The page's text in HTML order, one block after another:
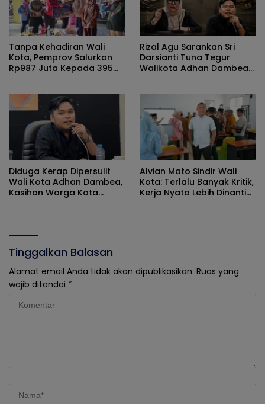
Tanpa Kehadiran Wali
Kota, Pemprov Salurkan
Rp987 Juta Kepada 395
Rizal Agu Sarankan Sri
Darsianti Tuna Tegur
Walikota Adhan Dambea
Diduga Kerap Dipersulit
Wali Kota Adhan Dambea,
Kasihan Warga Kota
Alvian Mato Sindir Wali
Kota: Terlalu Banyak Kritik,
Kerja Nyata Lebih Dinanti
Tinggalkan Balasan
Alamat email Anda tidak akan dipublikasikan. Ruas yang
wajib ditandai *